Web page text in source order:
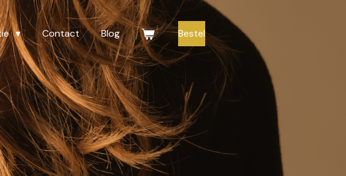
Contact Blog Bestel